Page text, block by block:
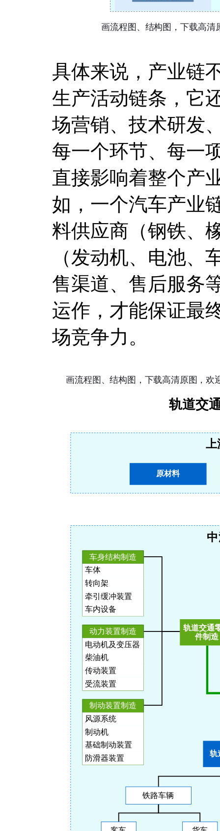
具体来说，产业链
生产活动链条，它
场营销、技术研发
每一个环节、每一
直接影响着整个产
如，一个汽车产业
料供应商（钢铁、
（发动机、电池、
售渠道、售后服务
运作，才能保证最
场竞争力。